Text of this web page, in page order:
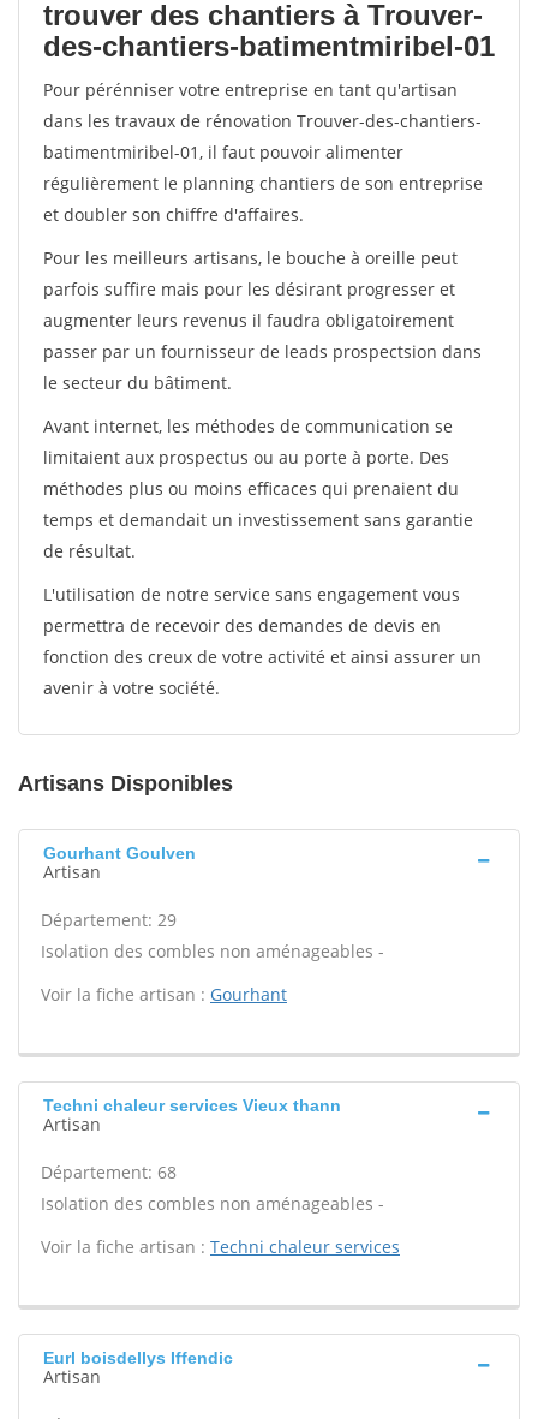
trouver des chantiers à Trouver-
des-chantiers-batimentmiribel-01
Pour pérénniser votre entreprise en tant qu'artisan
dans les travaux de rénovation Trouver-des-chantiers-
batimentmiribel-01, il faut pouvoir alimenter
régulièrement le planning chantiers de son entreprise
et doubler son chiffre d'affaires.
Pour les meilleurs artisans, le bouche à oreille peut
parfois suffire mais pour les désirant progresser et
augmenter leurs revenus il faudra obligatoirement
passer par un fournisseur de leads prospectsion dans
le secteur du bâtiment.
Avant internet, les méthodes de communication se
limitaient aux prospectus ou au porte à porte. Des
méthodes plus ou moins efficaces qui prenaient du
temps et demandait un investissement sans garantie
de résultat.
L'utilisation de notre service sans engagement vous
permettra de recevoir des demandes de devis en
fonction des creux de votre activité et ainsi assurer un
avenir à votre société.
Artisans Disponibles
Gourhant Goulven
Artisan
Département: 29
Isolation des combles non aménageables -
Voir la fiche artisan : Gourhant
Techni chaleur services Vieux thann
Artisan
Département: 68
Isolation des combles non aménageables -
Voir la fiche artisan : Techni chaleur services
Eurl boisdellys Iffendic
Artisan